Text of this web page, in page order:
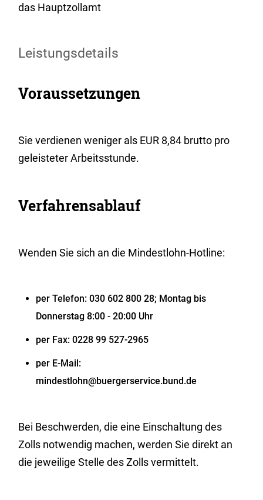
das Hauptzollamt
Leistungsdetails
Voraussetzungen
Sie verdienen weniger als EUR 8,84 brutto pro
geleisteter Arbeitsstunde.
Verfahrensablauf
Wenden Sie sich an die Mindestlohn-Hotline:
per Telefon: 030 602 800 28; Montag bis
Donnerstag 8:00 - 20:00 Uhr
per Fax: 0228 99 527-2965
per E-Mail:
mindestlohn@buergerservice.bund.de
Bei Beschwerden, die eine Einschaltung des
Zolls notwendig machen, werden Sie direkt an
die jeweilige Stelle des Zolls vermittelt.